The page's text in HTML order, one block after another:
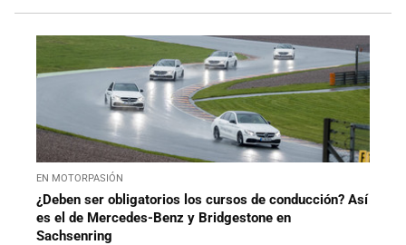
EN MOTORPASIÓN
¿Deben ser obligatorios los cursos de conducción? Así
es el de Mercedes-Benz y Bridgestone en
Sachsenring